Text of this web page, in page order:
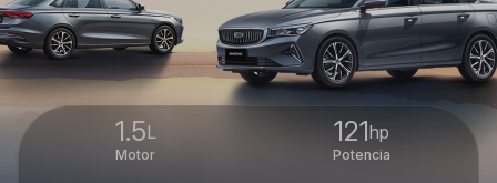
1.5L
Motor
121hp
Potencia